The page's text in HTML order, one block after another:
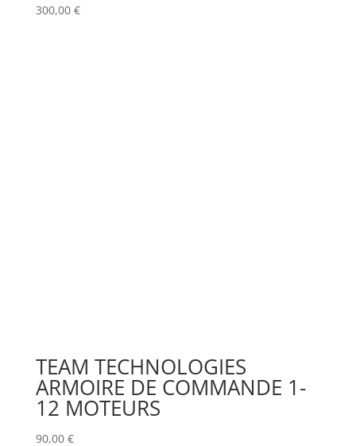
300,00 €
TEAM TECHNOLOGIES
ARMOIRE DE COMMANDE 1-
12 MOTEURS
90,00 €